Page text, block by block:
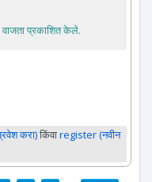
वाजता प्रकाशित केले.
करा)किंवाregister (नवीन